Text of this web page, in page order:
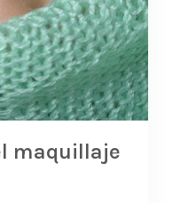
maquillaje